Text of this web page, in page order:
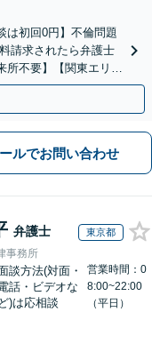
は初回0円】不倫問題
請求されたら弁護士
所不要】【関東エリア
ルでお問い合わせ
弁護士 東京都
事務所
談方法(対面・
話・ビデオな
ど)は応相談
営業時間：0
8:00~22:00
（平日）